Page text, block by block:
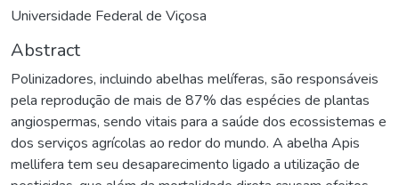
Universidade Federal de Viçosa
Abstract
Polinizadores, incluindo abelhas melíferas, são responsáveis
pela reprodução de mais de 87% das espécies de plantas
angiospermas, sendo vitais para a saúde dos ecossistemas e
dos serviços agrícolas ao redor do mundo. A abelha Apis
mellifera tem seu desaparecimento ligado a utilização de